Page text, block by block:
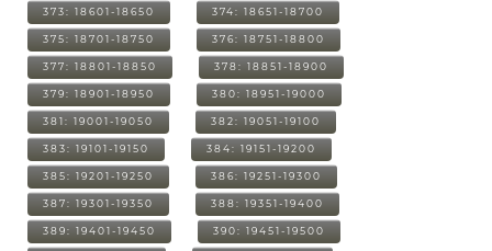
373: 18601-18650 374: 18651-18700
375: 18701-18750 376: 18751-18800
377: 18801-18850 378: 18851-18900
379: 18901-18950 380: 18951-19000
381: 19001-19050 382: 19051-19100
383: 19101-19150 384: 19151-19200
385: 19201-19250 386: 19251-19300
387: 19301-19350 388: 19351-19400
389: 19401-19450 390: 19451-19500